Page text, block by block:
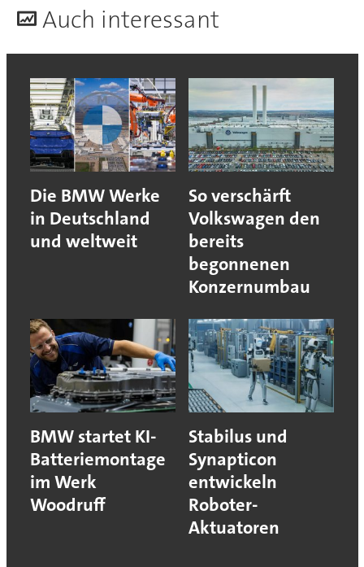
Auch interessant
Die BMW Werke
in Deutschland
und weltweit
So verschärft
Volkswagen den
bereits
begonnenen
Konzernumbau
BMW startet KI-
Batteriemontage
im Werk
Woodruff
Stabilus und
Synapticon
entwickeln
Roboter-
Aktuatoren